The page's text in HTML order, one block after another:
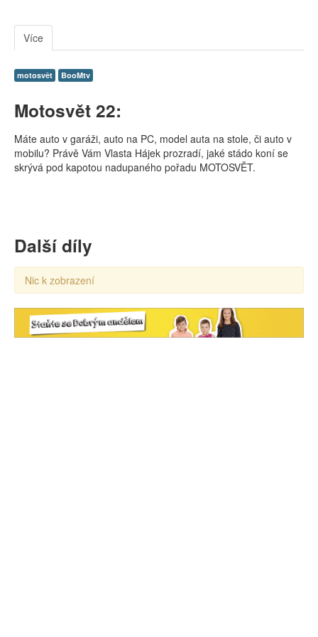
Více
motosvět BooMtv
Motosvět 22:
Máte auto v garáži, auto na PC, model auta na stole, či auto v
mobilu? Právě Vám Vlasta Hájek prozradí, jaké stádo koní se
skrývá pod kapotou nadupaného pořadu MOTOSVĚT.
Další díly
Nic k zobrazení